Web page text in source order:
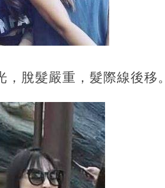
脫髮嚴重，髮際線後移。